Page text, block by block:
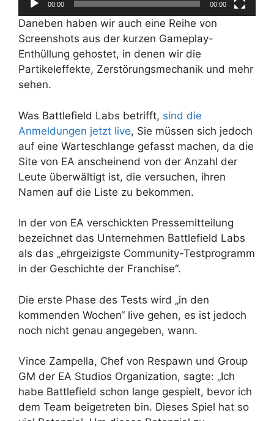
00:00 00:00
Daneben haben wir auch eine Reihe von
Screenshots aus der kurzen Gameplay-
Enthüllung gehostet, in denen wir die
Partikeleffekte, Zerstörungsmechanik und mehr
sehen.
Was Battlefield Labs betrifft, sind die
Anmeldungen jetzt live, Sie müssen sich jedoch
auf eine Warteschlange gefasst machen, da die
Site von EA anscheinend von der Anzahl der
Leute überwältigt ist, die versuchen, ihren
Namen auf die Liste zu bekommen.
In der von EA verschickten Pressemitteilung
bezeichnet das Unternehmen Battlefield Labs
als das „ehrgeizigste Community-Testprogramm
in der Geschichte der Franchise“.
Die erste Phase des Tests wird „in den
kommenden Wochen“ live gehen, es ist jedoch
noch nicht genau angegeben, wann.
Vince Zampella, Chef von Respawn und Group
GM der EA Studios Organization, sagte: „Ich
habe Battlefield schon lange gespielt, bevor ich
dem Team beigetreten bin. Dieses Spiel hat so